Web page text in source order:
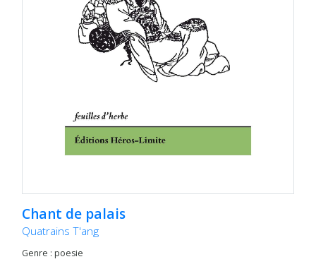
Chant de palais
Quatrains T'ang
Genre : poesie